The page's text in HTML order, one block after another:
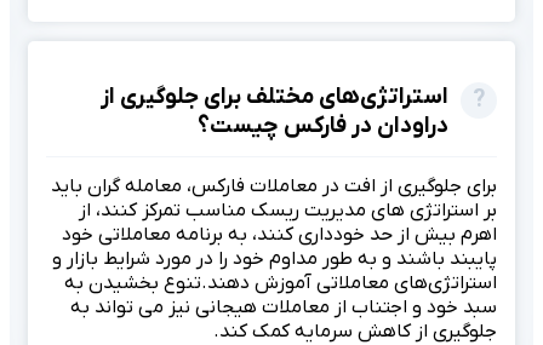
استراتژی‌های مختلف برای جلوگیری از
دراودان در فارکس چیست؟
برای جلوگیری از افت در معاملات فارکس، معامله گران باید
بر استراتژی های مدیریت ریسک مناسب تمرکز کنند، از
اهرم بیش از حد خودداری کنند، به برنامه معاملاتی خود
پایبند باشند و به طور مداوم خود را در مورد شرایط بازار و
استراتژی‌های معاملاتی آموزش دهند.تنوع بخشیدن به
سبد خود و اجتناب از معاملات هیجانی نیز می تواند به
جلوگیری از کاهش سرمایه کمک کند.